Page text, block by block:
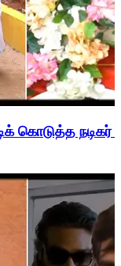
கொடுத்த நடிகர்